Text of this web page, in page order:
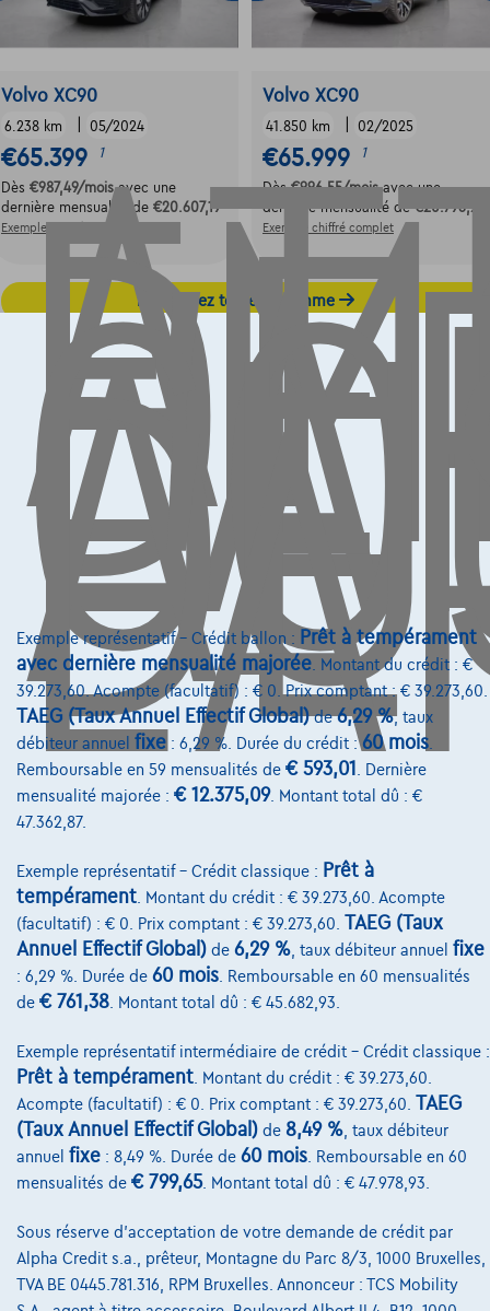
Volvo XC90
6.238 km 05/2024
€65.399 1
Dès €987,49/moisavec une
dernière mensualité de €20.607,19
Exemple chiffré complet
Volvo XC90
41.850 km 02/2025
€65.999 1
Dès€996,55/moisavec une
dernière mensualité de€20.796,25
Exemple chiffré complet
Découvrez toute la gamme
DE
DE
Exemple représentatif – Crédit ballon : Prêt à tempérament
avec dernière mensualité majorée . Montant du crédit : €
39.273,60. Acompte (facultatif) : € 0. Prix comptant : € 39.273,60.
TAEG (Taux Annuel Effectif Global)de6,29 %, taux
débiteur annuel fixe : 6,29 %. Durée du crédit :60 mois
Remboursable en 59 mensualités de € 593,01
. Dernière
mensualité majorée : € 12.375,09. Montant total dû : €
47.362,87.
Exemple représentatif – Crédit classique : Prêt à
tempérament . Montant du crédit : € 39.273,60. Acompte
(facultatif) : € 0. Prix comptant : € 39.273,60. TAEG (Taux
Annuel Effectif Global) de 6,29 % , taux débiteur annuel fixe
: 6,29 %. Durée de 60 mois . Remboursable en 60 mensualités
de € 761,38 . Montant total dû : € 45.682,93.
Exemple représentatif intermédiaire de crédit – Crédit classique :
Prêt à tempérament . Montant du crédit : € 39.273,60.
Acompte (facultatif) : € 0. Prix comptant : € 39.273,60. TAEG
(Taux Annuel Effectif Global) de 8,49 % , taux débiteur
annuel fixe : 8,49 %. Durée de 60 mois . Remboursable en 60
mensualités de € 799,65. Montant total dû : € 47.978,93.
Sous réserve d'acceptation de votre demande de crédit par
Alpha Credit s.a., prêteur, Montagne du Parc 8/3, 1000 Bruxelles,
TVA BE 0445.781.316, RPM Bruxelles. Annonceur : TCS Mobility
Contact
info@touringcarselect.be
Avenue Roi Albert II 4, B12
Services & Solutions
Assistance dépannage
Financement
Leasing
Sur Nous
Devenez client
Qui nous sommes
Charte de qualité
Nos dealers
Nos partenaires
Contact